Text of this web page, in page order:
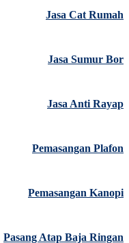
Jasa Cat Rumah
Jasa Sumur Bor
Jasa Anti Rayap
Pemasangan Plafon
Pemasangan Kanopi
Pasang Atap Baja Ringan